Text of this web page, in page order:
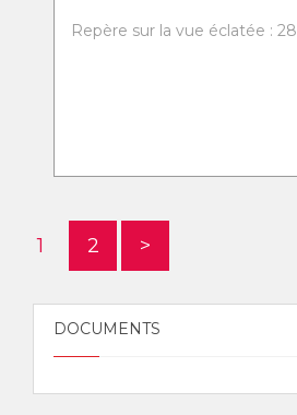
Repère sur la vue éclatée : 28
1 2 >
DOCUMENTS